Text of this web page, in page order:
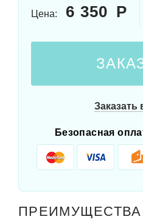
Цена: 6 350
Заказать
Безопасная
ПРЕИМУЩЕСТВА